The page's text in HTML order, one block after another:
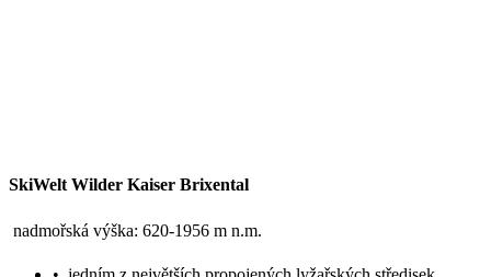
SkiWelt Wilder Kaiser Brixental
nadmořská výška: 620-1956 m n.m.